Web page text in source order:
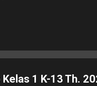
D 2. A 3. C 4. B 5. B 6. B 7.
Teras Berita, dan Isi
Kelas 1 K-13 Th.